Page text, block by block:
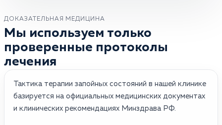
ДОКАЗАТЕЛЬНАЯ МЕДИЦИНА
Мы используем только
проверенные протоколы
лечения
Тактика терапии запойных состояний в нашей клинике
базируется на официальных медицинских документах
и клинических рекомендациях Минздрава РФ.